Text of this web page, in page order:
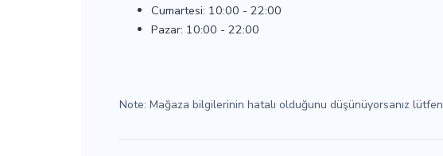
Cumartesi: 10:00 - 22:00
Pazar: 10:00 - 22:00
Note: Mağaza bilgilerinin hatalı olduğunu düşünüyorsanız lütfen